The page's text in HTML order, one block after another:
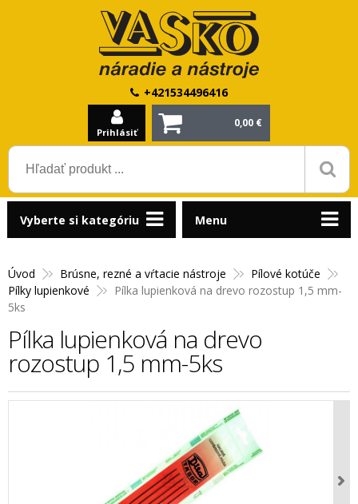
+421534496416
Prihlásiť
0,00 €
Úvod Brúsne, rezné a vŕtacie nástroje
Pílové kotúče
Pílky lupienkové
Pílka lupienková na drevo rozostup 1,5 mm-
5ks
Pílka lupienková na drevo
rozostup 1,5 mm-5ks
Vyberte si kategóriu Menu